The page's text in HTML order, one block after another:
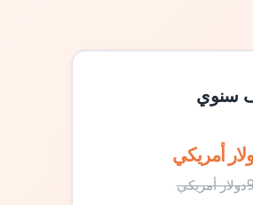
سنوي
أمريكي
دولار أمريكي